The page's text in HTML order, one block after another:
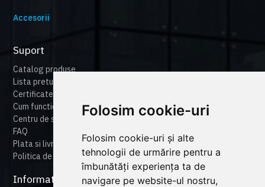
Folosim cookie-uri
Folosim cookie-uri și alte
tehnologii de urmărire pentru a
îmbunătăți experiența ta de
navigare pe website-ul nostru,
Accesorii
Suport
Catalog produse
Lista preturi
Certificate
Cum functioneaza cameonline
Centru de suport
FAQ
Plata si livrare
Politica de retur
Informatii legale